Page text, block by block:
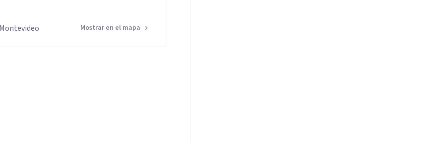
Mostrar en el mapa